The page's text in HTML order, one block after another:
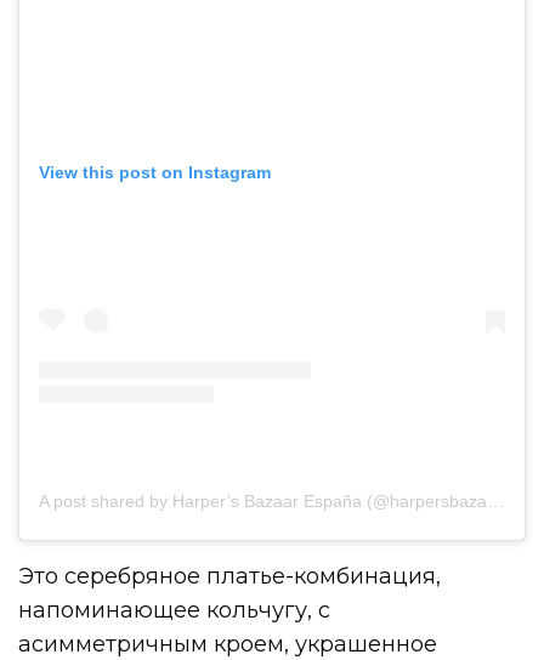
View this post on Instagram
A post shared by Harper’s Bazaar España (@harpersbazaares)
Это серебряное платье-комбинация,
напоминающее кольчугу, с
асимметричным кроем, украшенное